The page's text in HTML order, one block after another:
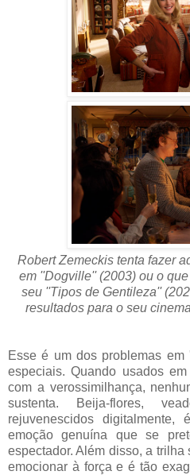
Robert Zemeckis tenta fazer
em ''Dogville'' (2003) ou o
seu ''Tipos de Gentileza''
resultados para o seu
Esse é um dos problemas
especiais. Quando usados
com a verossimilhança,
sustenta. Beija-flores,
rejuvenescidos
emoção genuína que se
espectador. Além disso, a
emocionar à força e é tão